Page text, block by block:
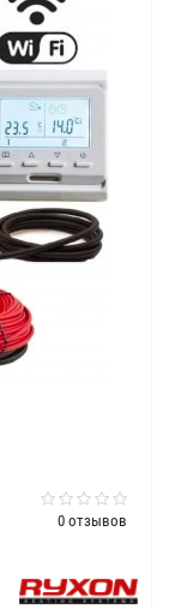
0 отзывов